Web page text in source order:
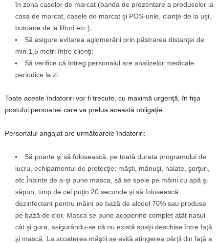
în zona caselor de marcat (banda de prezentare a produselor la
casa de marcat, casele de marcat şi POS-urile, clanţe de la uşi,
butoane de la lifturi etc.);
Să asigure evitarea aglomerării prin păstrarea distanţei de
min.1,5 metri între clienţi;
Să verifice că întreg personalul are analizelor medicale
periodice la zi.
Toate aceste îndatoriri vor fi trecute, cu maximă urgenţă, în fişa
postului persoanei care va prelua această obligaţie.
Personalul angajat are următoarele îndatoriri:
Să poarte şi să folosească, pe toată durata programului de
lucru, echipamentul de protecţie: măşti, mănuşi, halate, şorţuri,
etc.Înainte de a-şi pune masca, să se spele pe mâini cu apă şi
săpun, timp de cel puţin 20 secunde şi să folosească
dezinfectant pentru mâini pe bază de alcool 70% sau produse
pe bază de clor. Masca se pune acoperind complet atât nasul
cât şi gura, asigurându-se că nu există spaţii deschise între faţă
şi mască. La scoaterea măştii se evită atingerea părţii din faţă a